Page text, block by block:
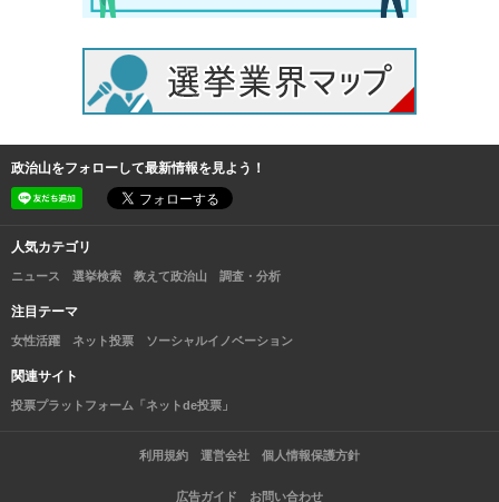
政治山をフォローして最新情報を見よう！
人気カテゴリ
ニュース 選挙検索 教えて政治山 調査・分析
注目テーマ
女性活躍 ネット投票 ソーシャルイノベーション
関連サイト
投票プラットフォーム「ネットde投票」
利用規約 運営会社 個人情報保護方針
広告ガイド お問い合わせ